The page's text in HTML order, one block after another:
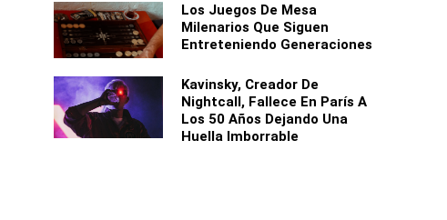
Los Juegos De Mesa
Milenarios Que Siguen
Entreteniendo Generaciones
Kavinsky, Creador De
Nightcall, Fallece En París A
Los 50 Años Dejando Una
Huella Imborrable